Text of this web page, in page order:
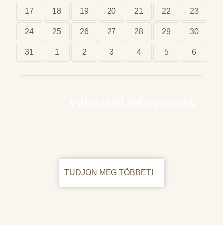
17 18 19 20 21 22 23
24 25 26 27 28 29 30
31 1 2 3 4 5 6
TUDJON MEG TÖBBET!